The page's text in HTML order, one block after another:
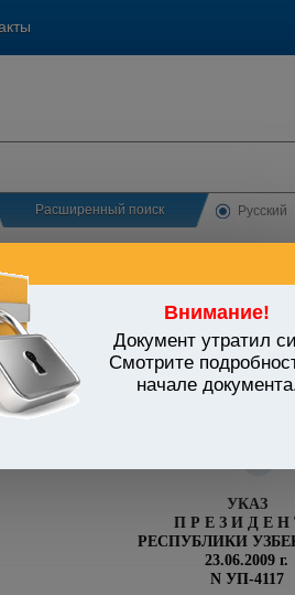
Расширенный поиск Русский
Внимание!
Документ утратил
Смотрите
начале
Безопасность. Административная и
23.06.2009 г. N УП-4117 "О мерах по
УКАЗ
П Р Е З И Д Е Н
РЕСПУБЛИКИ
23.06.2009 г.
N УП-4117